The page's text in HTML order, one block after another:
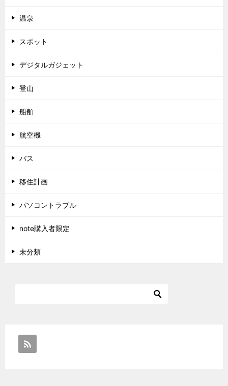
温泉
スポット
デジタルガジェット
登山
船舶
航空機
バス
移住計画
パソコントラブル
note購入者限定
未分類